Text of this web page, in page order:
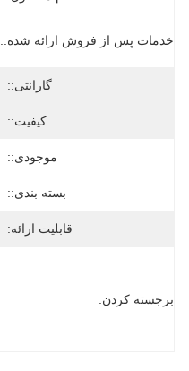
خدمات پس از فروش ارائه شده::
گارانتی::
کیفیت::
موجودی::
بسته بندی::
قابلیت ارائه:
برجسته کردن: